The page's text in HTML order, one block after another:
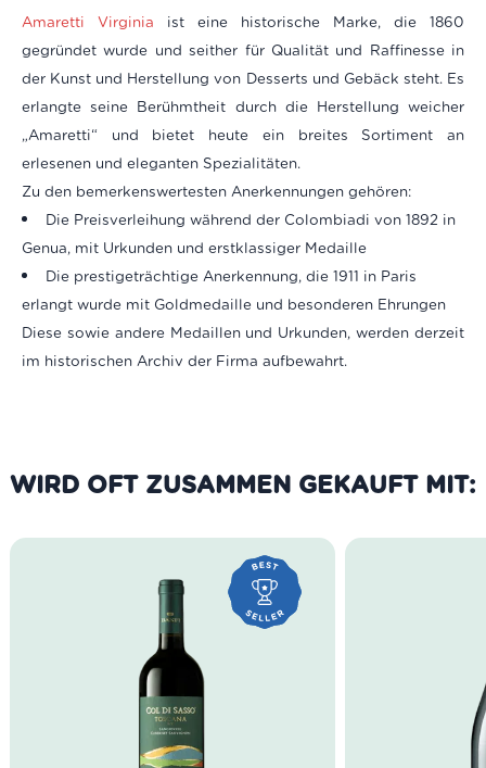
Amaretti Virginia ist eine historische Marke, die 1860
gegründet wurde und seither für Qualität und Raffinesse in
der Kunst und Herstellung von Desserts und Gebäck steht. Es
erlangte seine Berühmtheit durch die Herstellung weicher
„Amaretti“ und bietet heute ein breites Sortiment an
erlesenen und eleganten Spezialitäten.
Zu den bemerkenswertesten Anerkennungen gehören:
Die Preisverleihung während der Colombiadi von 1892 in
Genua, mit Urkunden und erstklassiger Medaille
Die prestigeträchtige Anerkennung, die 1911 in Paris
erlangt wurde mit Goldmedaille und besonderen Ehrungen
Diese sowie andere Medaillen und Urkunden, werden derzeit
im historischen Archiv der Firma aufbewahrt.
WIRD OFT ZUSAMMEN GEKAUFT MIT: